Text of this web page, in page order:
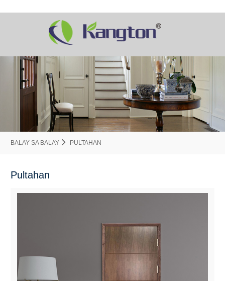
BALAY SA BALAY PULTAHAN
Pultahan